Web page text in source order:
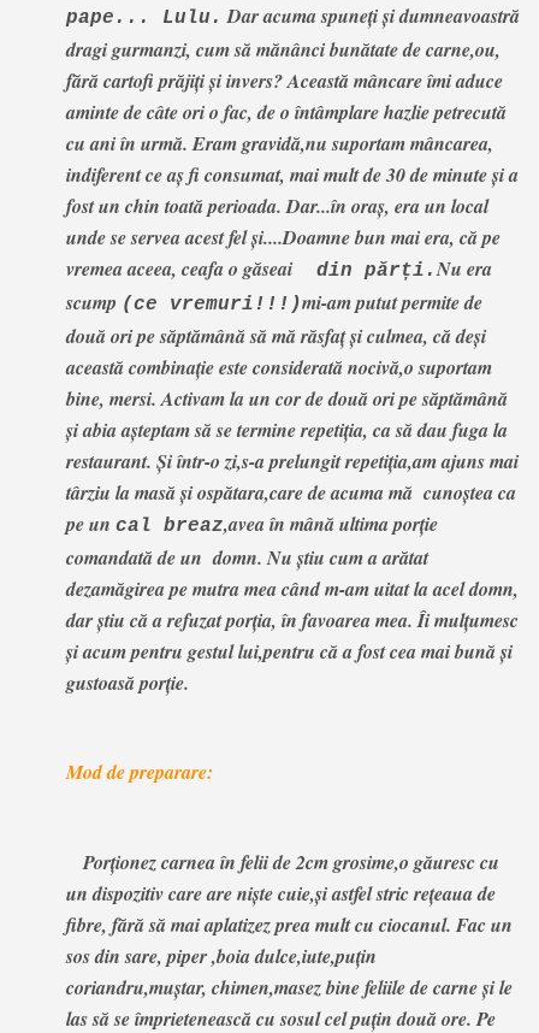
pape... Lulu. Dar acuma spuneți și dumneavoastră
dragi gurmanzi, cum să mănânci bunătate de carne,ou,
fără cartofi prăjiți și invers? Această mâncare îmi aduce
aminte de câte ori o fac, de o întâmplare hazlie petrecută
cu ani în urmă. Eram gravidă,nu suportam mâncarea,
indiferent ce aș fi consumat, mai mult de 30 de minute și a
fost un chin toată perioada. Dar...în oraș, era un local
unde se servea acest fel și....Doamne bun mai era, că pe
vremea aceea, ceafa o găseaidin părți.Nu era
scump (ce vremuri!!!)mi-am putut permite de
două ori pe săptămână să mă răsfaț și culmea, că deși
această combinație este considerată nocivă,o suportam
bine, mersi. Activam la un cor de două ori pe săptămână
și abia așteptam să se termine repetiția, ca să dau fuga la
restaurant. Și într-o zi,s-a prelungit repetiția,am ajuns mai
târziu la masă și ospătara,care de acuma mă cunoștea ca
pe un cal breaz,avea în mână ultima porție
comandată de un domn. Nu știu cum a arătat
dezamăgirea pe mutra mea când m-am uitat la acel domn,
dar știu că a refuzat porția, în favoarea mea. Îi mulțumesc
și acum pentru gestul lui,pentru că a fost cea mai bună și
gustoasă porție.
Mod de preparare:
Porționez carnea în felii de 2cm grosime,o găuresc cu
un dispozitiv care are niște cuie,și astfel stric rețeaua de
fibre, fără să mai aplatizez prea mult cu ciocanul. Fac un
sos din sare, piper ,boia dulce,iute,puțin
coriandru,muștar, chimen,masez bine feliile de carne și le
las să se împrietenească cu sosul cel puțin două ore. Pe